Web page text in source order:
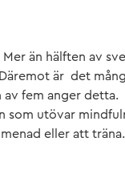
än hälften av
är det
fem anger detta.
som utövar
eller att